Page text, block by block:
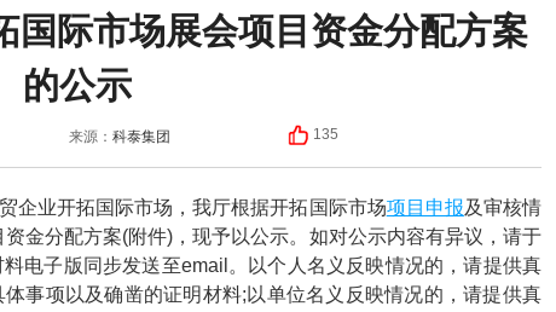
国际市场展会项目资金分配方案
的公示
来源： 科泰集团 135
业开拓国际市场，我厅根据开拓国际市场项目申报及审核情
金分配方案(附件)，现予以公示。如对公示内容有异议，请于
电子版同步发送至email。以个人名义反映情况的，请提供真
事项以及确凿的证明材料;以单位名义反映情况的，请提供真